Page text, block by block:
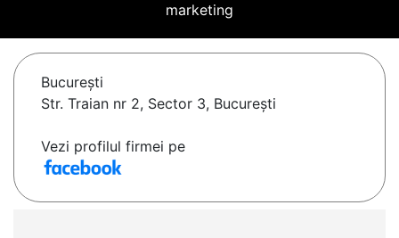
marketing
Bucureşti
Str. Traian nr 2, Sector 3, București
Vezi profilul firmei pe